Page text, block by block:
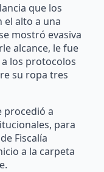
que los
el alto a una
mostró evasiva
alcance, le fue
los protocolos
su ropa tres
procedió a
para
Fiscalía
a la carpeta